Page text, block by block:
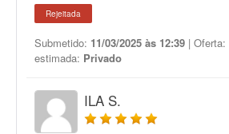
Rejeitada
Submetido: 11/03/2025 às 12:39 | Oferta:
estimada: Privado
ILA S.